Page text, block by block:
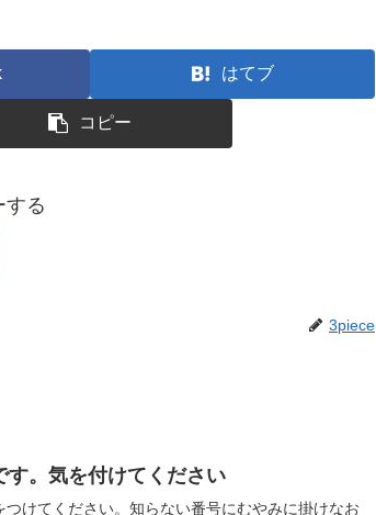
はてブ
コピー
する
3piece
す。気を付けてください
けてください。知らない番号にむやみに掛けなお